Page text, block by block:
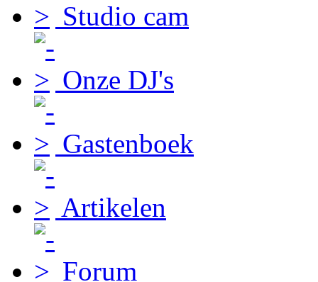
Studio cam
Onze DJ's
Gastenboek
Artikelen
Forum